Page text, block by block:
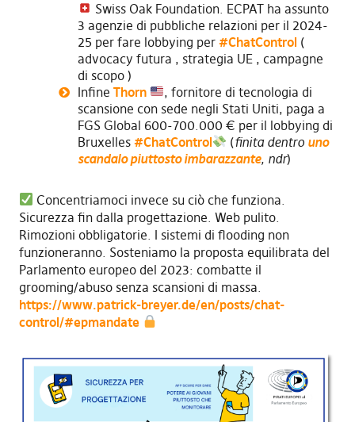
Swiss Oak Foundation. ECPAT ha assunto
3 agenzie di pubbliche relazioni per il 2024-
25 per fare lobbying per #ChatControl (
advocacy futura , strategia UE , campagne
di scopo )
Infine Thorn
, fornitore di tecnologia di
scansione con sede negli Stati Uniti, paga a
FGS Global 600-700.000 € per il lobbying di
Bruxelles #ChatControl (finita dentro uno
scandalo piuttosto imbarazzante, ndr)
Concentriamoci invece su ciò che funziona.
Sicurezza fin dalla progettazione. Web pulito.
Rimozioni obbligatorie. I sistemi di flooding non
funzioneranno. Sosteniamo la proposta equilibrata del
Parlamento europeo del 2023: combatte il
grooming/abuso senza scansioni di massa.
https://www.patrick-breyer.de/en/posts/chat-
control/#epmandate